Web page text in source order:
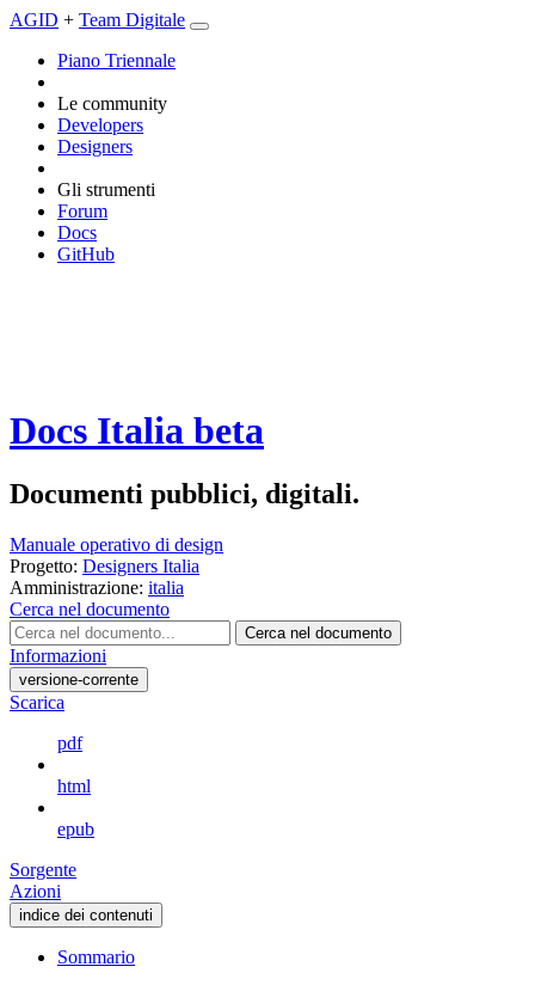
AGID + Team Digitale
Piano Triennale
Le community
Developers
Designers
Gli strumenti
Forum
Docs
GitHub
Docs Italia beta
Documenti pubblici, digitali.
Manuale operativo di design
Progetto: Designers Italia
Amministrazione: italia
Cerca nel documento
Cerca nel documento
Informazioni
versione-corrente
Scarica
pdf
html
epub
Sorgente
Azioni
indice dei contenuti
Sommario